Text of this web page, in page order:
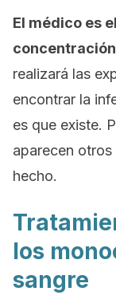
El médico es
realizará las
encontrar la
es que existe.
aparecen
hecho.
los
sangre